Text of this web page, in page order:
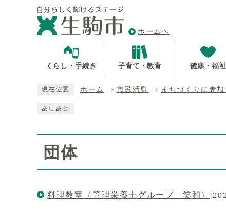
ホームへ
くらし・手続き 子育て・教育 健康・福祉
現在位置 ホーム 市民活動 まちづくりに参加
あしあと
団体
料理教室（管理栄養士グループ 笑和）